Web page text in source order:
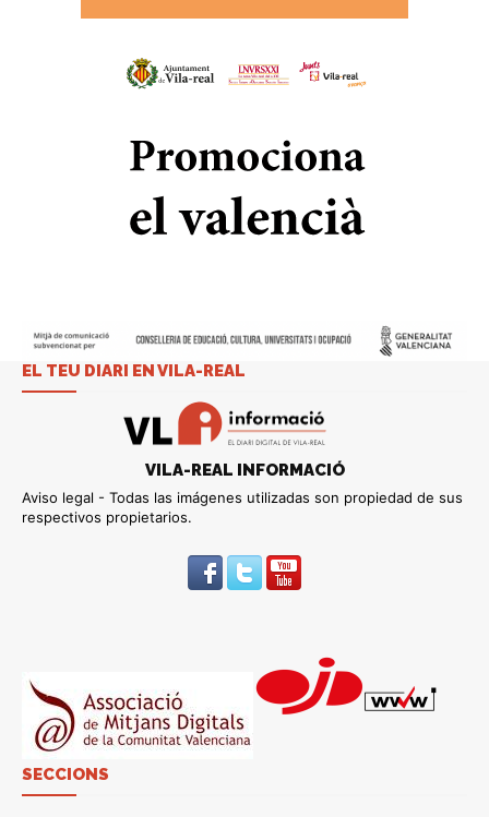
EL TEU DIARI EN VILA-REAL
VILA-REAL INFORMACIÓ
Aviso legal - Todas las imágenes utilizadas son propiedad de sus
respectivos propietarios.
SECCIONS